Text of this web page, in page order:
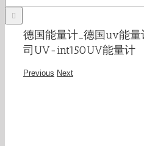
德国能量计_德国uv能量
司UV-int150UV能量计
Previous Next